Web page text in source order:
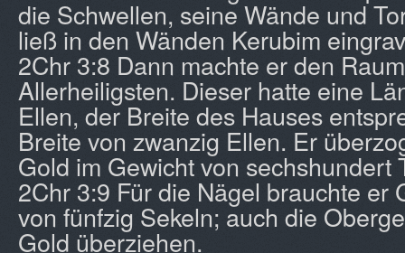
die Schwellen, seine Wände und
ließ in den Wänden Kerubim
2Chr 3:8 Dann machte er den
Allerheiligsten. Dieser hatte eine
Ellen, der Breite des Hauses
Breite von zwanzig Ellen. Er
Gold im Gewicht von sechshundert
2Chr 3:9 Für die Nägel brauchte er
von fünfzig Sekeln; auch die
Gold überziehen.